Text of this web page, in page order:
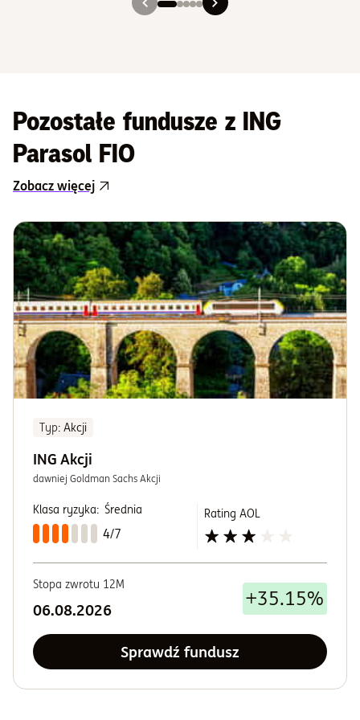
Slajd 1
Slajd 2
Slajd 3
Slajd 4
Slajd 5
Pozostałe fundusze z ING
Parasol FIO
Zobacz więcej
Typ: Akcji
ING Akcji
dawniej Goldman Sachs Akcji
Klasa ryzyka: Średnia
4/7
Rating AOL
Stopa zwrotu 12M
06.08.2026 +35.15%
Sprawdź fundusz